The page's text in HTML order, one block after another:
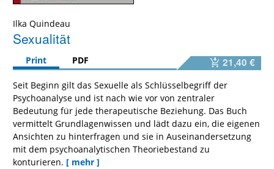
Ilka Quindeau
Sexualität
Print PDF 21,40 €
Seit Beginn gilt das Sexuelle als Schlüsselbegriff der
Psychoanalyse und ist nach wie vor von zentraler
Bedeutung für jede therapeutische Beziehung. Das Buch
vermittelt Grundlagenwissen und lädt dazu ein, die eigenen
Ansichten zu hinterfragen und sie in Auseinandersetzung
mit dem psychoanalytischen Theoriebestand zu
konturieren. [ mehr ]